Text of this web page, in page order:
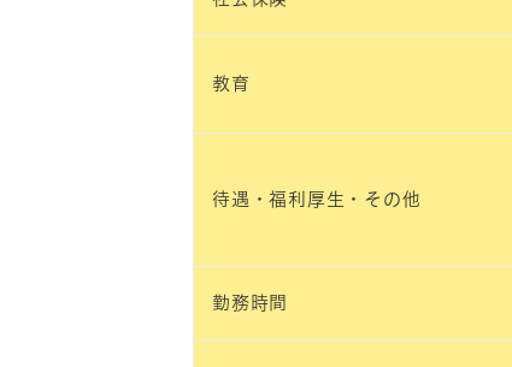
教育
待遇・福利厚生・その他
勤務時間